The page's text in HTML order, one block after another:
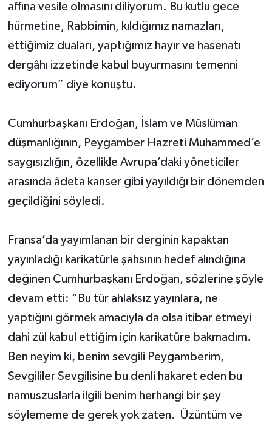
affına vesile olmasını diliyorum. Bu kutlu gece
hürmetine, Rabbimin, kıldığımız namazları,
ettiğimiz duaları, yaptığımız hayır ve hasenatı
dergâhı izzetinde kabul buyurmasını temenni
ediyorum” diye konuştu.
Cumhurbaşkanı Erdoğan, İslam ve Müslüman
düşmanlığının, Peygamber Hazreti Muhammed’e
saygısızlığın, özellikle Avrupa’daki yöneticiler
arasında âdeta kanser gibi yayıldığı bir dönemden
geçildiğini söyledi.
Fransa’da yayımlanan bir derginin kapaktan
yayınladığı karikatürle şahsının hedef alındığına
değinen Cumhurbaşkanı Erdoğan, sözlerine şöyle
devam etti: “Bu tür ahlaksız yayınlara, ne
yaptığını görmek amacıyla da olsa itibar etmeyi
dahi zül kabul ettiğim için karikatüre bakmadım.
Ben neyim ki, benim sevgili Peygamberim,
Sevgililer Sevgilisine bu denli hakaret eden bu
namuszuslarla ilgili benim herhangi bir şey
söylememe de gerek yok zaten. Üzüntüm ve